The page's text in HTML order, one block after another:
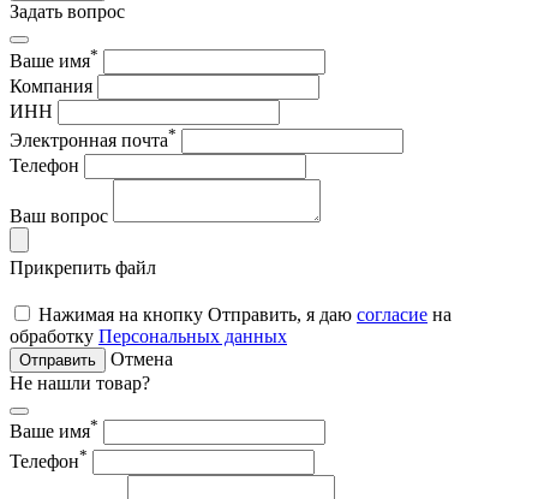
Задать вопрос
Ваше имя*
Компания
ИНН
Электронная почта*
Телефон
Ваш вопрос
Прикрепить файл
Нажимая на кнопку Отправить, я даю согласие на
обработку Персональных данных
Отправить
Отмена
Не нашли товар?
Ваше имя*
Телефон*